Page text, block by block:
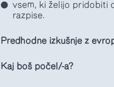
vsem, ki želijo pridobiti
razpise.
Predhodne izkušnje z
Kaj boš počel/-a?